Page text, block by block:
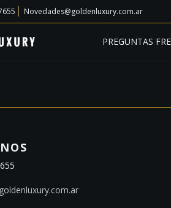
Novedades@goldenluxury.com.ar
PREGUNTAS